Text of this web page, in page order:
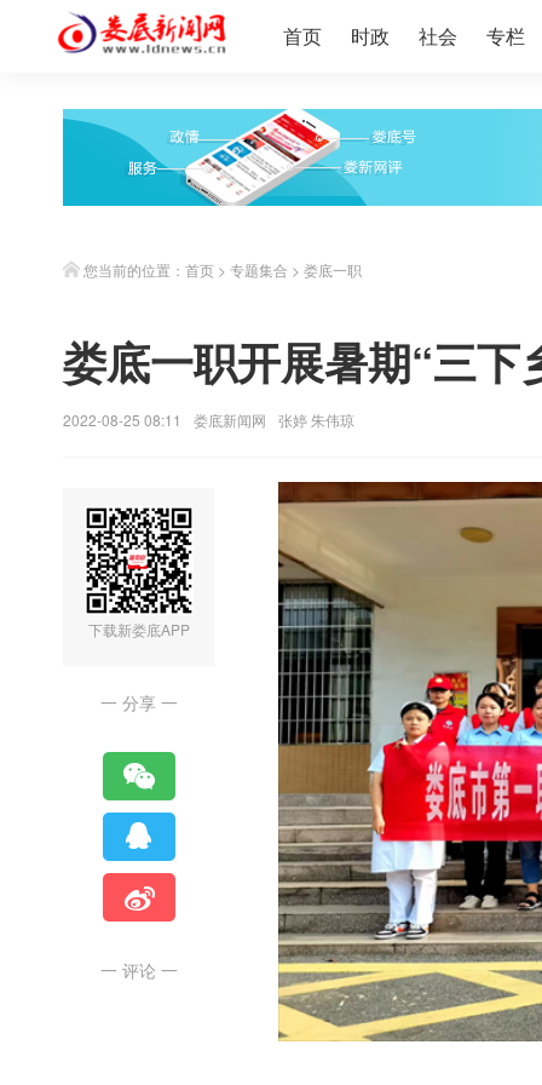
首页 时政 社会 专栏
您当前的位置： 首页 > 专题集合 > 娄底一职
娄底一职开展暑期“三下
2022-08-25 08:11 娄底新闻网 张婷 朱伟琼
下载新娄底APP
一 分享 一
一 评论 一